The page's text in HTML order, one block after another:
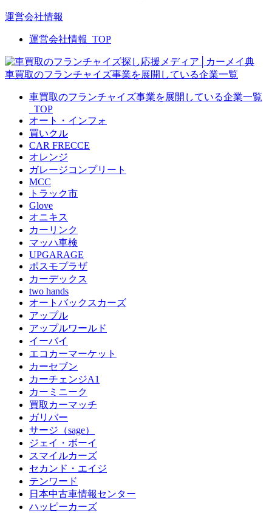
運営会社情報
運営会社情報_TOP
車買取のフランチャイズ事業を展開している企業一覧
車買取のフランチャイズ事業を展開している企業一覧
_TOP
オート・インフォ
買いクル
CAR FRECCE
オレンジ
ガレージコンプリート
MCC
トラック市
Glove
オニキス
カーリンク
マッハ車検
UPGARAGE
ポスモプラザ
カーデックス
two hands
オートバックスカーズ
アップル
アップルワールド
イーバイ
エコカーマーケット
カーセブン
カーチェンジA1
カーミニーク
買取カーマッチ
ガリバー
サージ（sage）
ジェイ・ボーイ
スマイルカーズ
セカンド・エイジ
テンワード
日本中古車情報センター
ハッピーカーズ